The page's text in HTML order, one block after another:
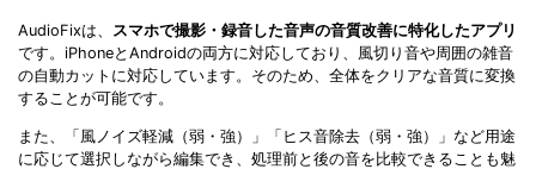
AudioFixは、
スマホで撮影・録音した音声の音質改善に特化したアプリ
です。iPhoneとAndroidの両方に対応しており、風切り音や周囲の雑音
の自動カットに対応しています。そのため、全体をクリアな音質に変換
することが可能です。
また、「風ノイズ軽減（弱・強）」「ヒス音除去（弱・強）」など用途
に応じて選択しながら編集でき、処理前と後の音を比較できることも魅